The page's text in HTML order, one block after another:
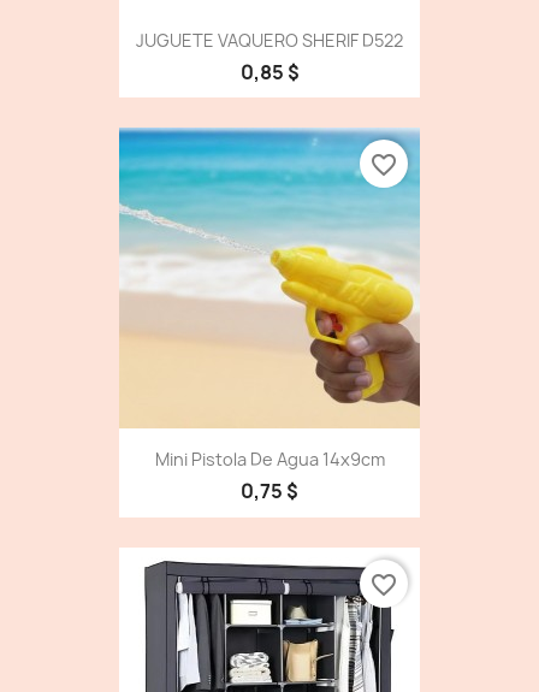
JUGUETE VAQUERO SHERIF D522
0,85 $
Mini Pistola De Agua 14x9cm
0,75 $
favorite_border
favorite_border